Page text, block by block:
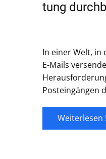
tung
In einer Welt, in
E-Mails
Posteingängen
Weiterlesen !